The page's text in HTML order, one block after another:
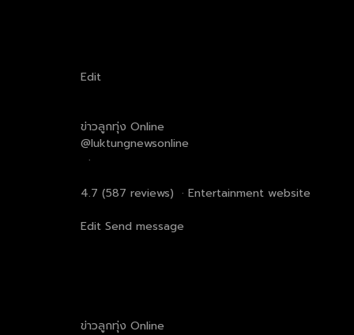
Edit
ข่าวลูกทุ่ง Online
@luktungnewsonline
·
4.7 (587 reviews) · Entertainment website
Edit Send message
ข่าวลูกทุ่ง Online